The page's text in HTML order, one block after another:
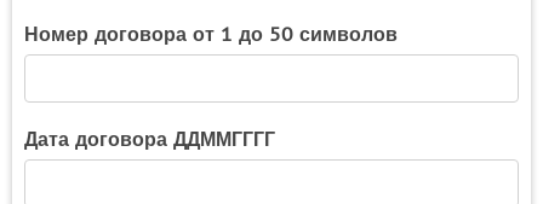
Номер договора от 1 до 50 символов
Дата договора ДДММГГГГ